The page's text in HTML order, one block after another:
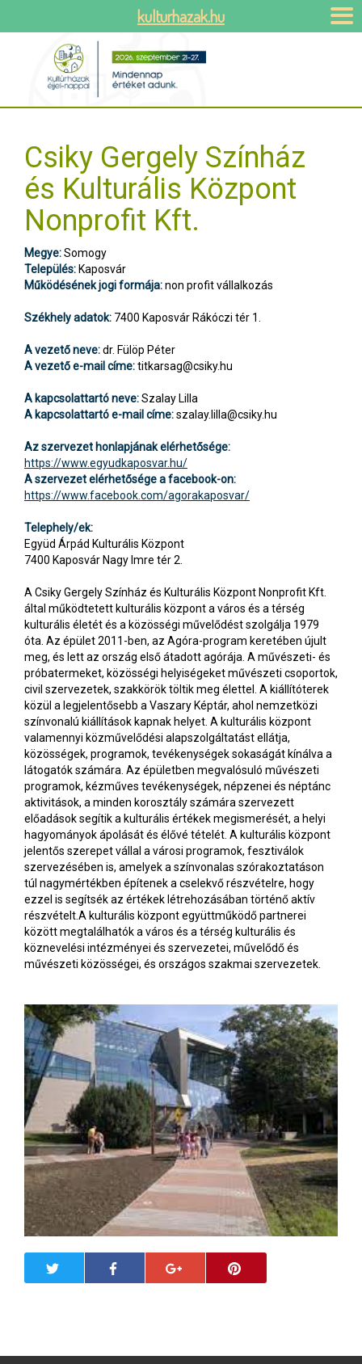
Csiky Gergely Színház
és Kulturális Központ
Nonprofit Kft.
Megye:Somogy
Település: Kaposvár
Működésének jogi formája:non profit vállalkozás
Székhely adatok: 7400 Kaposvár Rákóczi tér 1.
A vezető neve:dr. Fülöp Péter
A vezető e-mail címe:titkarsag@csiky.hu
A kapcsolattartó neve:Szalay Lilla
A kapcsolattartó e-mail címe:szalay.lilla@csiky.hu
Az szervezet honlapjának elérhetősége:
https://www.egyudkaposvar.hu/
A szervezet elérhetősége a facebook-on:
https://www.facebook.com/agorakaposvar/
Telephely/ek:
Együd Árpád Kulturális Központ
7400 Kaposvár Nagy Imre tér 2.
A Csiky Gergely Színház és Kulturális Központ Nonprofit Kft.
által működtetett kulturális központ a város és a térség
kulturális életét és a közösségi művelődést szolgálja 1979
óta. Az épület 2011-ben, az Agóra-program keretében újult
meg, és lett az ország első átadott agórája. A művészeti- és
próbatermeket, közösségi helyiségeket művészeti csoportok,
civil szervezetek, szakkörök töltik meg élettel. A kiállítóterek
közül a legjelentősebb a Vaszary Képtár, ahol nemzetközi
színvonalú kiállítások kapnak helyet. A kulturális központ
valamennyi közművelődési alapszolgáltatást ellátja,
közösségek, programok, tevékenységek sokaságát kínálva a
látogatók számára. Az épületben megvalósuló művészeti
programok, kézműves tevékenységek, népzenei és néptánc
aktivitások, a minden korosztály számára szervezett
előadások segítik a kulturális értékek megismerését, a helyi
hagyományok ápolását és élővé tételét. A kulturális központ
jelentős szerepet vállal a városi programok, fesztiválok
szervezésében is, amelyek a színvonalas szórakoztatáson
túl nagymértékben építenek a cselekvő részvételre, hogy
ezzel is segítsék az értékek létrehozásában történő aktív
részvételt.A kulturális központ együttműködő partnerei
között megtalálhatók a város és a térség kulturális és
köznevelési intézményei és szervezetei, művelődő és
művészeti közösségei, és országos szakmai szervezetek.
kulturhazak.hu